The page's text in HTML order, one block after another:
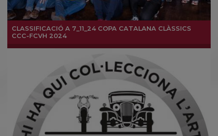
CLASSIFICACIÓ A 7_11_24 COPA CATALANA CLÀSSICS
CCC-FCVH 2024